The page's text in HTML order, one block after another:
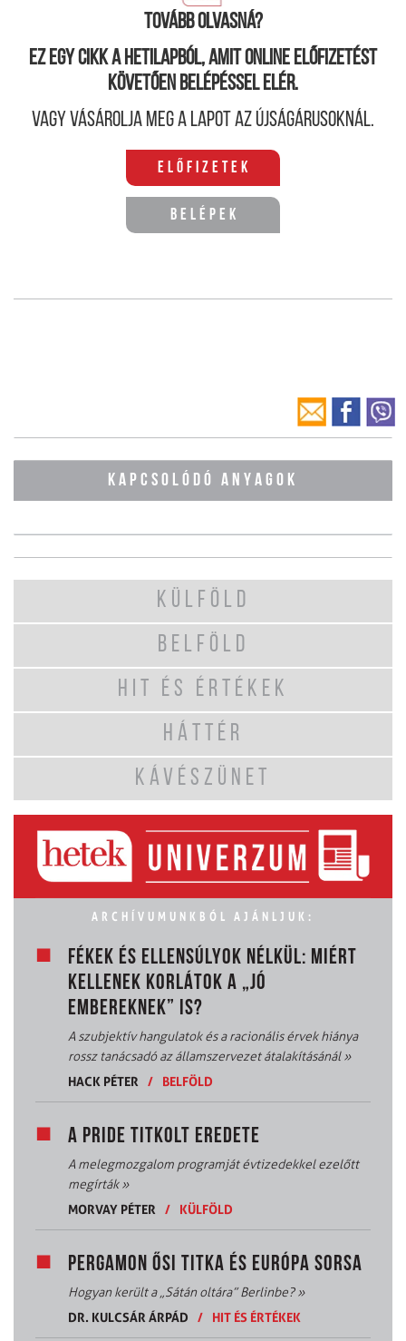
Tovább olvasná?
Ez egy cikk a hetilapból, amit online előfizetést
követően belépéssel elér.
Vagy vásárolja meg a lapot az újságárusoknál.
Előfizetek
Belépek
KAPCSOLÓDÓ ANYAGOK
KÜLFÖLD
BELFÖLD
HIT ÉS ÉRTÉKEK
HÁTTÉR
KÁVÉSZÜNET
ARCHÍVUMUNKBÓL AJÁNLJUK:
FÉKEK ÉS ELLENSÚLYOK NÉLKÜL: MIÉRT
KELLENEK KORLÁTOK A „JÓ
EMBEREKNEK” IS?
A szubjektív hangulatok és a racionális érvek hiánya
rossz tanácsadó az államszervezet átalakításánál»
HACK PÉTER
/ BELFÖLD
A PRIDE TITKOLT EREDETE
A melegmozgalom programját évtizedekkel ezelőtt
megírták»
MORVAY PÉTER
/ KÜLFÖLD
PERGAMON ŐSI TITKA ÉS EURÓPA SORSA
Hogyan került a „Sátán oltára” Berlinbe?»
DR. KULCSÁR ÁRPÁD
/ HIT ÉS ÉRTÉKEK